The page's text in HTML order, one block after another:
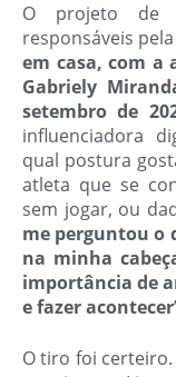
O projeto de
responsáveis
em casa, com a
Gabriely
setembro de
influenciadora
qual postura
atleta que se
sem jogar, ou
me perguntou o
na minha
importância de
e fazer acontecer
O tiro foi certeiro.